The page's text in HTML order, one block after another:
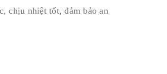
chịu nhiệt tốt, đảm bảo an